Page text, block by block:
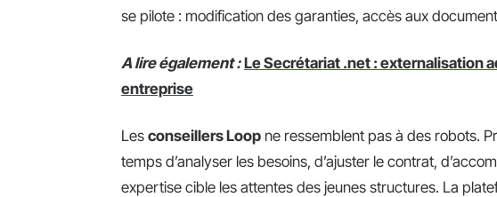
se pilote : modification des garanties, accès aux
A lire également : Le Secrétariat .net : externalisation
entreprise
Les conseillers Loop ne ressemblent pas à des robots.
temps d’analyser les besoins, d’ajuster le contrat,
expertise cible les attentes des jeunes structures. La